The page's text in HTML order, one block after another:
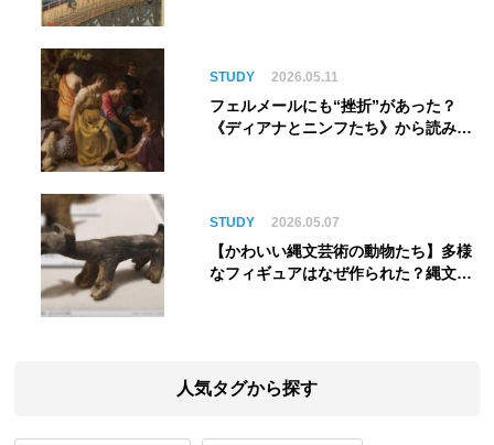
STUDY 2026.05.11
フェルメールにも“挫折”があった？
《ディアナとニンフたち》から読み解
STUDY 2026.05.07
【かわいい縄文芸術の動物たち】多様
なフィギュアはなぜ作られた？縄文人
人気タグから探す